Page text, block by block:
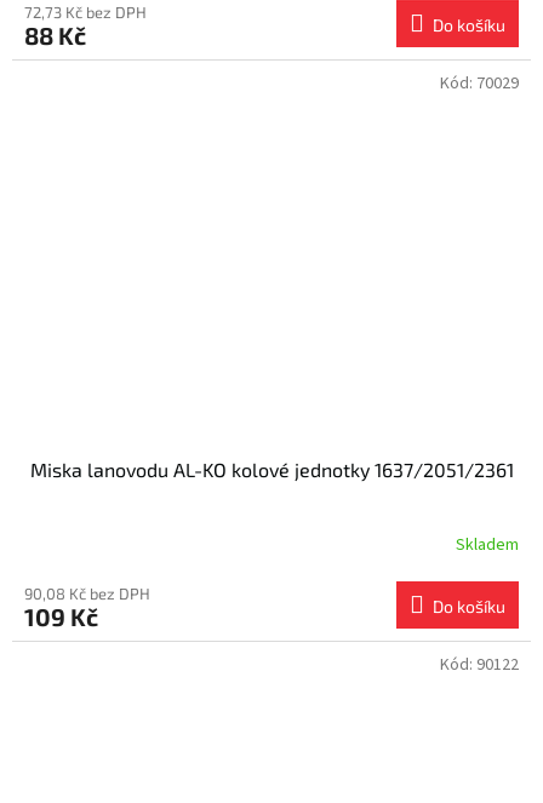
72,73 Kč bez DPH
88 Kč Do košíku
Miska lanovodu AL-KO kolové jednotky 1637/2051/2361
Skladem
90,08 Kč bez DPH
109 Kč Do košíku
Kód: 70029
Kód: 90122